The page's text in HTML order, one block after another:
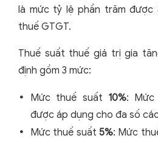
là mức tỷ lệ phần trăm được
thuế GTGT.
Thuế suất thuế giá trị gia
định gồm 3 mức:
Mức thuế suất 10%: Mức
được áp dụng cho đa số
Mức thuế suất 5%: Mức